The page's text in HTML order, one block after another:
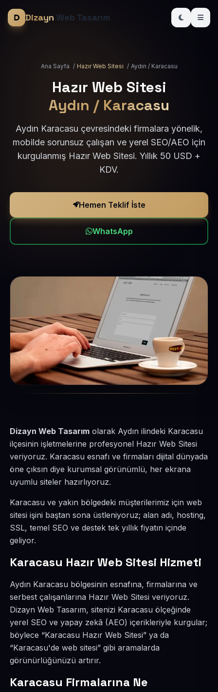
Dizayn Web Tasarım
Ana Sayfa / Hazır Web Sitesi / Aydın / Karacasu
Hazır Web Sitesi
Aydın / Karacasu
Aydın Karacasu çevresindeki firmalara yönelik,
mobilde sorunsuz çalışan ve yerel SEO/AEO için
kurgulanmış Hazır Web Sitesi. Yıllık 50 USD +
KDV.
Hemen Teklif İste
WhatsApp
Dizayn Web Tasarım olarak Aydın ilindeki Karacasu
ilçesinin işletmelerine profesyonel Hazır Web Sitesi
veriyoruz. Karacasu esnafı ve firmaları dijital dünyada
öne çıksın diye kurumsal görünümlü, her ekrana
uyumlu siteler hazırlıyoruz.
Karacasu ve yakın bölgedeki müşterilerimiz için web
sitesi işini baştan sona üstleniyoruz; alan adı, hosting,
SSL, temel SEO ve destek tek yıllık fiyatın içinde
geliyor.
Karacasu Hazır Web Sitesi Hizmeti
Aydın Karacasu bölgesinin esnafına, firmalarına ve
serbest çalışanlarına Hazır Web Sitesi veriyoruz.
Dizayn Web Tasarım, sitenizi Karacasu ölçeğinde
yerel SEO ve yapay zekâ (AEO) içerikleriyle kurgular;
böylece “Karacasu Hazır Web Sitesi” ya da
“Karacasu'de web sitesi” gibi aramalarda
görünürlüğünüzü artırır.
Karacasu Firmalarına Ne